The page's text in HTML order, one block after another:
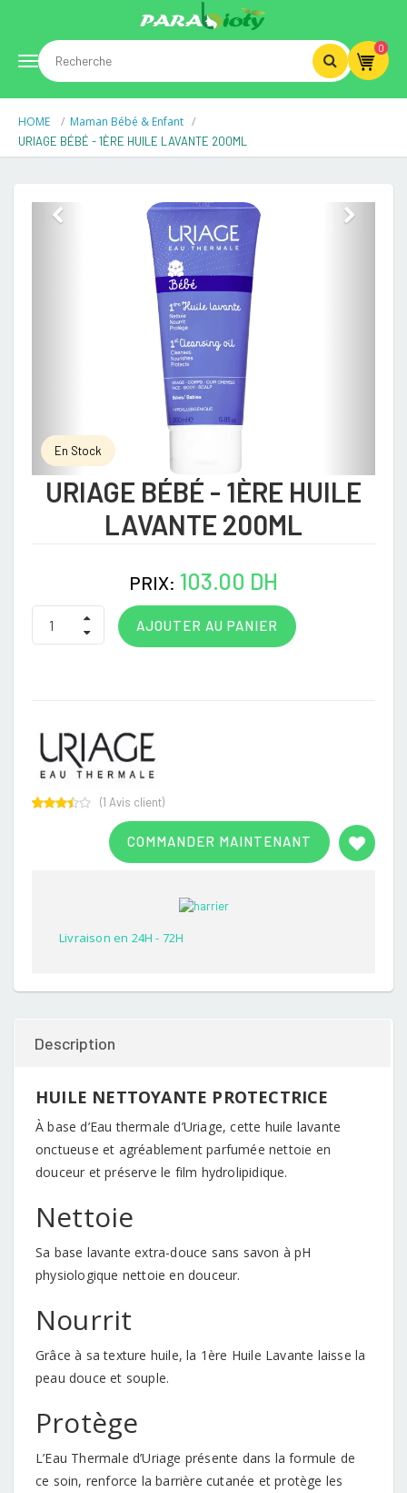
Toggle
navigation
0
HOME Maman Bébé & Enfant
URIAGE BÉBÉ - 1ÈRE HUILE LAVANTE 200ML
En Stock
URIAGE BÉBÉ - 1ÈRE HUILE
LAVANTE 200ML
PRIX: 103.00 DH
AJOUTER AU PANIER
COMMANDER MAINTENANT
(1 Avis client)
Livraison en 24H - 72H
Description
HUILE NETTOYANTE PROTECTRICE
À base d’Eau thermale d’Uriage, cette huile lavante
onctueuse et agréablement parfumée nettoie en
douceur et préserve le film hydrolipidique.
Nettoie
Sa base lavante extra-douce sans savon à pH
physiologique nettoie en douceur.
Nourrit
Grâce à sa texture huile, la 1ère Huile Lavante laisse la
peau douce et souple.
Protège
L’Eau Thermale d’Uriage présente dans la formule de
ce soin, renforce la barrière cutanée et protège les